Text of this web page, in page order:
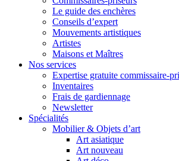
Le guide des enchères
Conseils d’expert
Mouvements artistiques
Artistes
Maisons et Maîtres
Nos services
Expertise gratuite commissaire-
Inventaires
Frais de gardiennage
Newsletter
Spécialités
Mobilier & Objets d’art
Art asiatique
Art nouveau